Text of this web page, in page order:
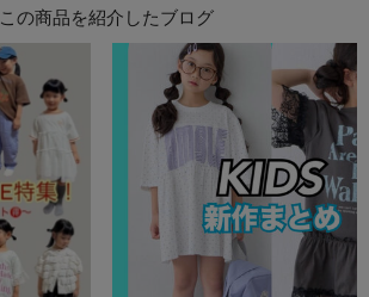
この商品を紹介したブログ